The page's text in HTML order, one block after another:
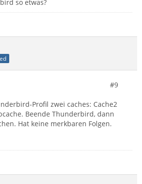
so etwas?
#9
Profil zwei caches: Cache2
Beende Thunderbird, dann
Hat keine merkbaren Folgen.